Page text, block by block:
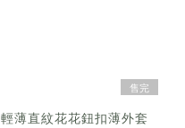
售完
輕薄直紋花花鈕扣薄外套